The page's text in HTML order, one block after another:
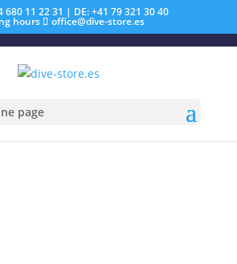
680 11 22 31 | DE: +41 79 321 30 40
hours office@dive-store.es
page